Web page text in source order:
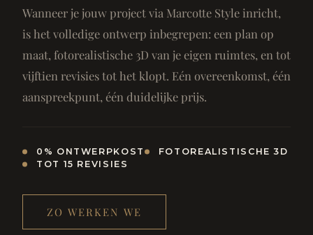
Wanneer je jouw project via Marcotte Style inricht,
is het volledige ontwerp inbegrepen: een plan op
maat, fotorealistische 3D van je eigen ruimtes, en tot
vijftien revisies tot het klopt. Eén overeenkomst, één
aanspreekpunt, één duidelijke prijs.
0% ONTWERPKOST
FOTOREALISTISCHE 3D
TOT 15 REVISIES
ZO WERKEN WE